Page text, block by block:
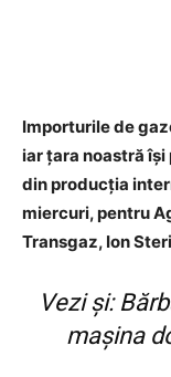
Importurile de
iar ţara noastră îşi
din producţia
miercuri, pentru
Transgaz, Ion
Vezi și:
mașina